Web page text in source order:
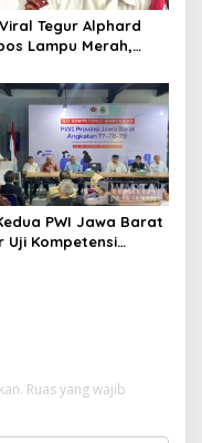
Tegur Alphard
Lampu Merah,
Gedung Sate
PWI Jawa Barat
Uji Kompetensi
Ruas yang wajib